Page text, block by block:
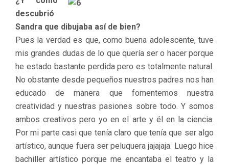
descubrió
Sandra que dibujaba así de bien?
Pues la verdad es que, como buena adolescente, tuve
mis grandes dudas de lo que quería ser o hacer porque
he estado bastante perdida pero es totalmente natural.
No obstante desde pequeños nuestros padres nos han
educado de manera que fomentemos nuestra
creatividad y nuestras pasiones sobre todo. Y somos
ambos creativos pero yo en el arte y él en la ciencia.
Por mi parte casi que tenía claro que tenía que ser algo
artístico, aunque fuera ser peluquera jajajaja. Luego hice
bachiller artístico porque me encantaba el teatro y la